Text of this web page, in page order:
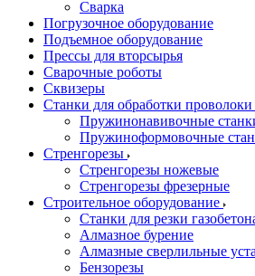
Сварка
Погрузочное оборудование
Подъемное оборудование
Прессы для вторсырья
Сварочные роботы
Сквизеры
Станки для обработки проволоки
Пружинонавивочные
Пружиноформовочные
Стренгорезы
Стренгорезы ножевые
Стренгорезы фрезерные
Строительное оборудование
Станки для резки
Алмазное бурение
Алмазные сверлильные
Бензорезы